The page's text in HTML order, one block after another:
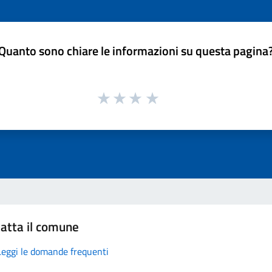
sono chiare le informazioni su questa
il comune
le domande frequenti